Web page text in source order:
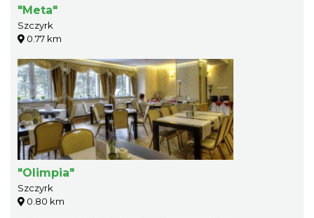
"Meta"
Szczyrk
0.77 km
"Olimpia"
Szczyrk
0.80 km